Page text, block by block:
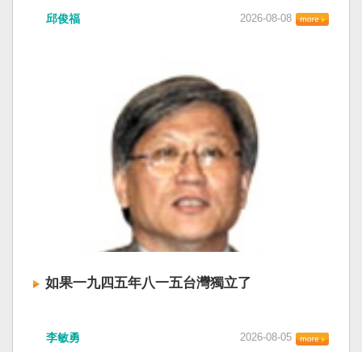
「將對經過台灣海峽南口北上船舶實施交通管
視網） 陸委會：中共無理粗魯聲明 極其可笑 中國
廣東海事局公告，受到颱風白海豚影響，「將對
經過台灣海峽南口北上船舶實施交通管制」。海
巡署昨晚嚴正駁斥，強調中國無任何權利在台灣
海峽實施交通管制。陸委會也表示，中共假借颱
風名義聲稱管制相關海域，違反聯合國海洋法公
約等國際規範，「中共有關部門的無理粗魯聲明
是對國際秩序與規範的無知、漠視與踐踏，極其
可笑」。 中國海事局官網六日公告，颱風白海豚
將影響台灣海峽及周邊海域，廣東海事局決定六
日晚間六時起，對經過台灣海峽南口北上船舶實
施交通管制，各船舶必須遵守交通管制要求，聽
從現場海事管理機構指揮。 海巡署昨表示，台灣
自由」原則，中國無任何權利對該水域實施「管
邱俊福 2026-08-08
如果一九四五年八一五台灣獨立了
的歷史就不會有中國國民黨，也不會捲入迄今仍
李敏勇 2026-08-05